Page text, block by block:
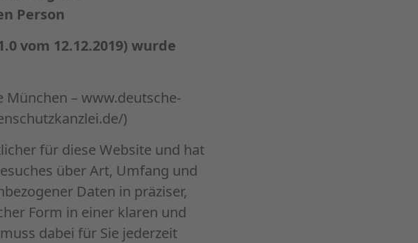
Person
vom 12.12.2019) wurde
München – www.deutsche-
)
für diese Website und hat
über Art, Umfang und
Daten in präziser,
Form in einer klaren und
dabei für Sie jederzeit